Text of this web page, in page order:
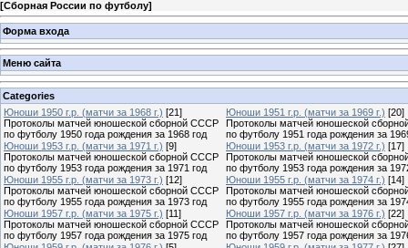
[Сборная России по футболу]
Форма входа
Меню сайта
Categories
Юноши 1950 г.р. (матчи за 1968 г.) [21]
Протоколы матчей юношеской сборной СССР
по футболу 1950 года рождения за 1968 год
Юноши 1951 г.р. (матчи за 1969 г.) [20]
Протоколы матчей юношеской
по футболу 1951 года рождения за
Юноши 1953 г.р. (матчи за 1971 г.) [9]
Протоколы матчей юношеской сборной СССР
по футболу 1953 года рождения за 1971 год
Юноши 1953 г.р. (матчи за 1972 г.) [17]
Протоколы матчей юношеской
по футболу 1953 года рождения за
Юноши 1955 г.р. (матчи за 1973 г.) [12]
Протоколы матчей юношеской сборной СССР
по футболу 1955 года рождения за 1973 год
Юноши 1955 г.р. (матчи за 1974 г.) [14]
Протоколы матчей юношеской
по футболу 1955 года рождения за
Юноши 1957 г.р. (матчи за 1975 г.) [11]
Протоколы матчей юношеской сборной СССР
по футболу 1957 года рождения за 1975 год
Юноши 1957 г.р. (матчи за 1976 г.) [22]
Протоколы матчей юношеской
по футболу 1957 года рождения за